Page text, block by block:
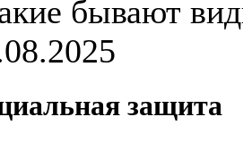
защита